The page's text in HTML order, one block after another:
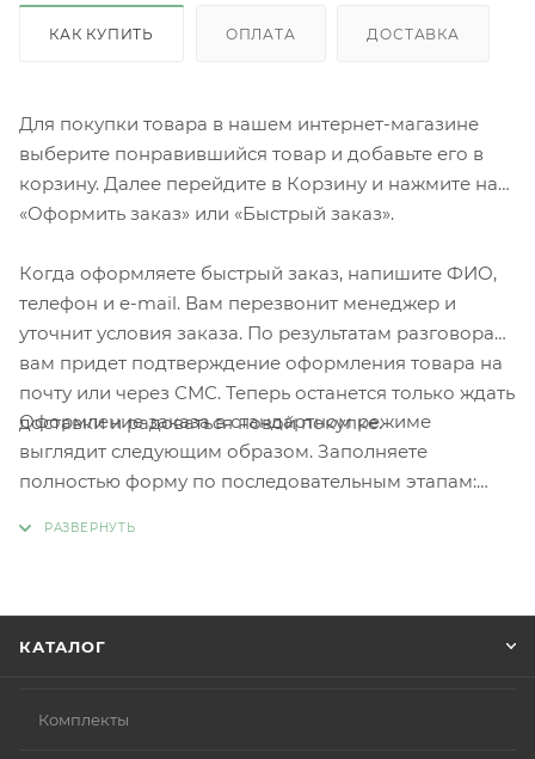
КАК КУПИТЬ ОПЛАТА ДОСТАВКА
Для покупки товара в нашем интернет-магазине
выберите понравившийся товар и добавьте его в
корзину. Далее перейдите в Корзину и нажмите на
«Оформить заказ» или «Быстрый заказ».
Когда оформляете быстрый заказ, напишите ФИО,
телефон и e-mail. Вам перезвонит менеджер и
уточнит условия заказа. По результатам разговора
вам придет подтверждение оформления товара на
почту или через СМС. Теперь останется только ждать
доставки и радоваться новой покупке.
Оформление заказа в стандартном режиме
выглядит следующим образом. Заполняете
полностью форму по последовательным этапам:
КАТАЛОГ
Комплекты